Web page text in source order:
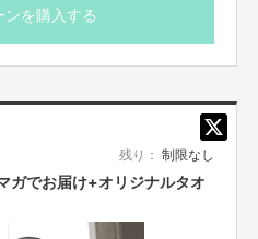
いにて対応いたします。
ンを購入する
残り： 制限なし
ガでお届け+オリジナルタオ